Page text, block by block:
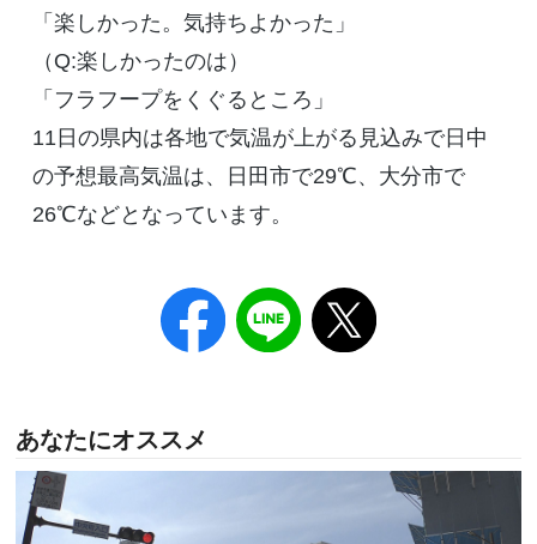
「楽しかった。気持ちよかった」
（Q:楽しかったのは）
「フラフープをくぐるところ」
11日の県内は各地で気温が上がる見込みで日中
の予想最高気温は、日田市で29℃、大分市で
26℃などとなっています。
あなたにオススメ